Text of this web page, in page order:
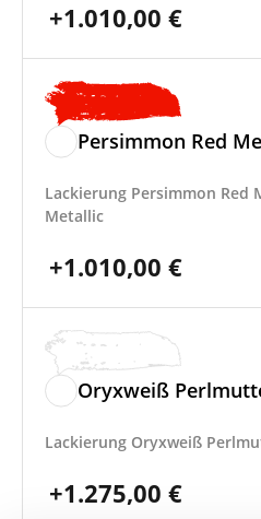
+1.010,00 €
Persimmon Red
Lackierung Persimmon Red
Metallic
+1.010,00 €
Oryxweiß
Lackierung Oryxweiß
+1.275,00 €